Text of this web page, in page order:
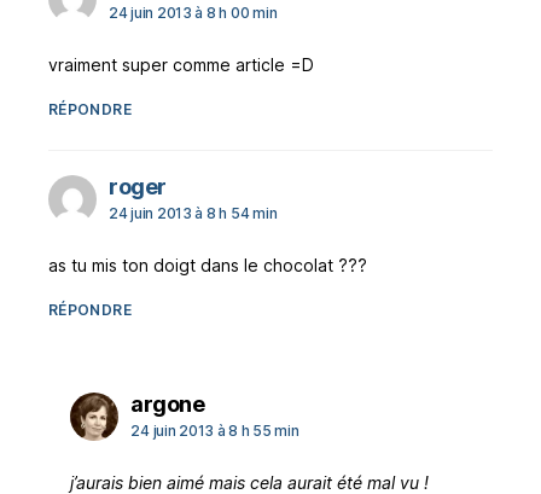
24 juin 2013 à 8 h 00 min
vraiment super comme article =D
RÉPONDRE
rogerdit :
24 juin 2013 à 8 h 54 min
as tu mis ton doigt dans le chocolat ???
RÉPONDRE
argonedit :
24 juin 2013 à 8 h 55 min
j’aurais bien aimé mais cela aurait été mal vu !